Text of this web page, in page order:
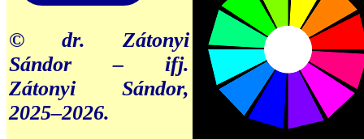
© dr. Zátonyi
Sándor – ifj.
Zátonyi Sándor,
2025–2026.